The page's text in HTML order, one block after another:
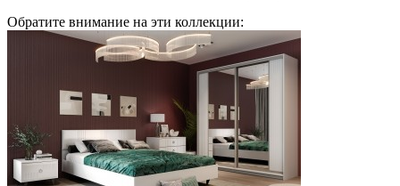
Обратите внимание на эти коллекции: